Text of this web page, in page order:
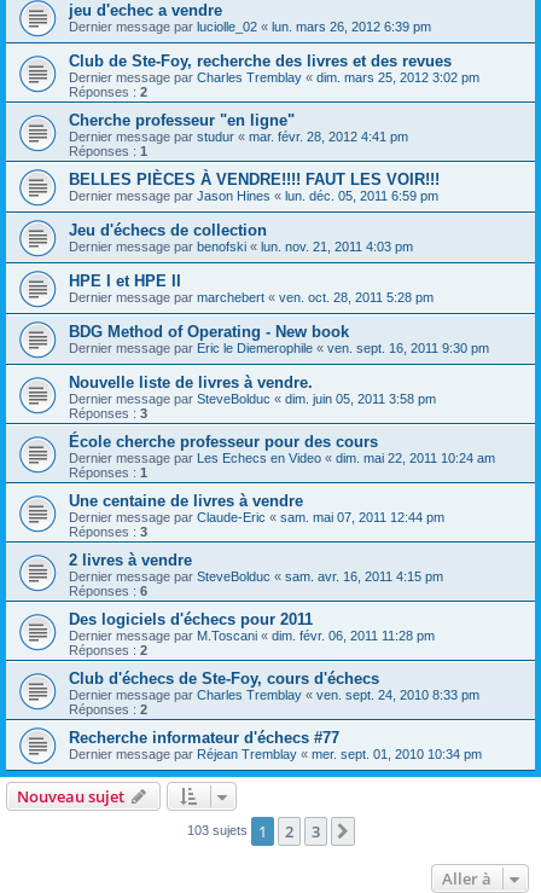
jeu d'echec a vendre
Dernier message par luciolle_02 « lun. mars 26, 2012 6:39 pm
Club de Ste-Foy, recherche des livres et des revues
Dernier message par Charles Tremblay « dim. mars 25, 2012 3:02 pm
Réponses : 2
Cherche professeur "en ligne"
Dernier message par studur « mar. févr. 28, 2012 4:41 pm
Réponses : 1
BELLES PIÈCES À VENDRE!!!! FAUT LES VOIR!!!
Dernier message par Jason Hines « lun. déc. 05, 2011 6:59 pm
Jeu d'échecs de collection
Dernier message par benofski « lun. nov. 21, 2011 4:03 pm
HPE I et HPE II
Dernier message par marchebert « ven. oct. 28, 2011 5:28 pm
BDG Method of Operating - New book
Dernier message par Eric le Diemerophile « ven. sept. 16, 2011 9:30 pm
Nouvelle liste de livres à vendre.
Dernier message par SteveBolduc « dim. juin 05, 2011 3:58 pm
Réponses : 3
École cherche professeur pour des cours
Dernier message par Les Echecs en Video « dim. mai 22, 2011 10:24 am
Réponses : 1
Une centaine de livres à vendre
Dernier message par Claude-Eric « sam. mai 07, 2011 12:44 pm
Réponses : 3
2 livres à vendre
Dernier message par SteveBolduc « sam. avr. 16, 2011 4:15 pm
Réponses : 6
Des logiciels d'échecs pour 2011
Dernier message par M.Toscani « dim. févr. 06, 2011 11:28 pm
Réponses : 2
Club d'échecs de Ste-Foy, cours d'échecs
Dernier message par Charles Tremblay « ven. sept. 24, 2010 8:33 pm
Réponses : 2
Recherche informateur d'échecs #77
Dernier message par Réjean Tremblay « mer. sept. 01, 2010 10:34 pm
Nouveau sujet
103 sujets 1 2 3
Aller à